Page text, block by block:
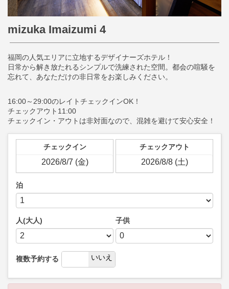
mizuka Imaizumi 4
福岡の人気エリアに立地するデザイナーズホテル！
日常から解き放たれるシンプルで洗練された空間。都会の喧騒を
忘れて、あなただけの非日常をお楽しみください。
16:00～29:00のレイトチェックインOK！
チェックアウト11:00
チェックイン・アウトは非対面なので、混雑を避けて安心安全！
チェックイン チェックアウト
泊
人(大人) 子供
複数予約する
はい いいえ